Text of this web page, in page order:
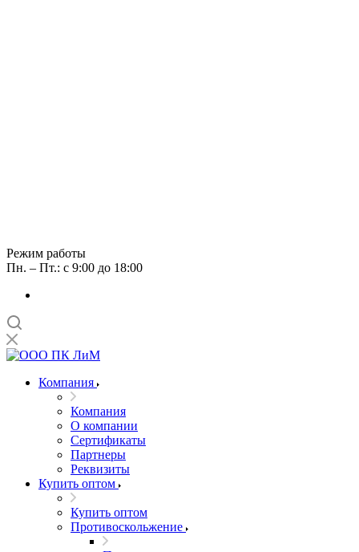
Режим работы
Пн. – Пт.: с 9:00 до 18:00
Компания
Компания
О компании
Сертификаты
Партнеры
Реквизиты
Купить оптом
Купить оптом
Противоскольжение